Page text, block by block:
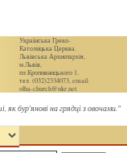
Українська Греко-
Католицька Церква.
Львівська Архиєпархія,
м.Львів,
пл.Кропивницького 1,
тел. (032)2334073, email:
olha-church@ukr.net
як бур'янові на грядці з овочами."